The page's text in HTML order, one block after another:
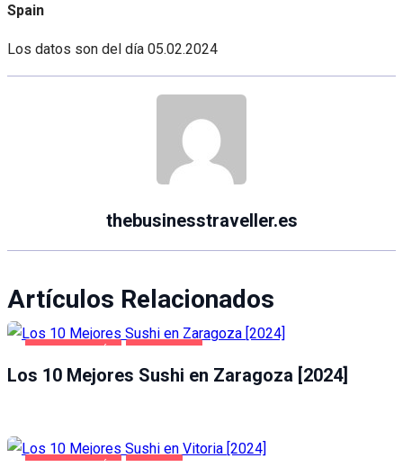
Spain
Los datos son del día 05.02.2024
thebusinesstraveller.es
Artículos Relacionados
GASTRONOMÍA ZARAGOZA
Los 10 Mejores Sushi en Zaragoza [2024]
GASTRONOMÍA VITORIA